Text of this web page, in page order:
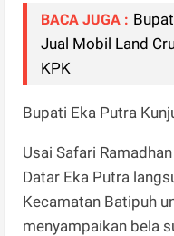
BACA JUGA :
Jual Mobil Land
KPK
Bupati Eka Putra
Usai Safari
Datar Eka Putra
Kecamatan Batipuh
menyampaikan bela